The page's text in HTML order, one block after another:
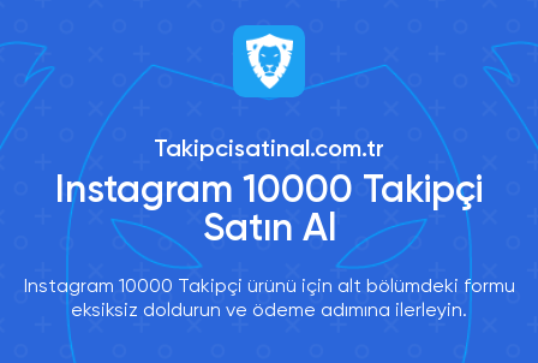
Takipcisatinal.com.tr
Instagram 10000 Takipçi
Satın Al
Instagram 10000 Takipçi ürünü için alt bölümdeki formu
eksiksiz doldurun ve ödeme adımına ilerleyin.